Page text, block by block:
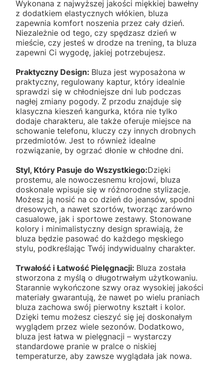
Wykonana z najwyższej jakości miękkiej bawełny
z dodatkiem elastycznych włókien, bluza
zapewnia komfort noszenia przez cały dzień.
Niezależnie od tego, czy spędzasz dzień w
mieście, czy jesteś w drodze na trening, ta bluza
zapewni Ci wygodę, jakiej potrzebujesz.
Praktyczny Design: Bluza jest wyposażona w
praktyczny, regulowany kaptur, który idealnie
sprawdzi się w chłodniejsze dni lub podczas
nagłej zmiany pogody. Z przodu znajduje się
klasyczna kieszeń kangurka, która nie tylko
dodaje charakteru, ale także oferuje miejsce na
schowanie telefonu, kluczy czy innych drobnych
przedmiotów. Jest to również idealne
rozwiązanie, by ogrzać dłonie w chłodne dni.
Styl, Który Pasuje do Wszystkiego:Dzięki
prostemu, ale nowoczesnemu krojowi, bluza
doskonale wpisuje się w różnorodne stylizacje.
Możesz ją nosić na co dzień do jeansów, spodni
dresowych, a nawet szortów, tworząc zarówno
casualowe, jak i sportowe zestawy. Stonowane
kolory i minimalistyczny design sprawiają, że
bluza będzie pasować do każdego męskiego
stylu, podkreślając Twój indywidualny charakter.
Trwałość i Łatwość Pielęgnacji: Bluza została
stworzona z myślą o długotrwałym użytkowaniu.
Starannie wykończone szwy oraz wysokiej jakości
materiały gwarantują, że nawet po wielu praniach
bluza zachowa swój pierwotny kształt i kolor.
Dzięki temu możesz cieszyć się jej doskonałym
wyglądem przez wiele sezonów. Dodatkowo,
bluza jest łatwa w pielęgnacji – wystarczy
standardowe pranie w pralce o niskiej
temperaturze, aby zawsze wyglądała jak nowa.